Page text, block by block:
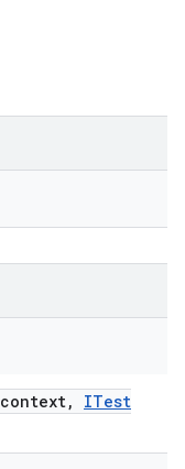
context,
ITest